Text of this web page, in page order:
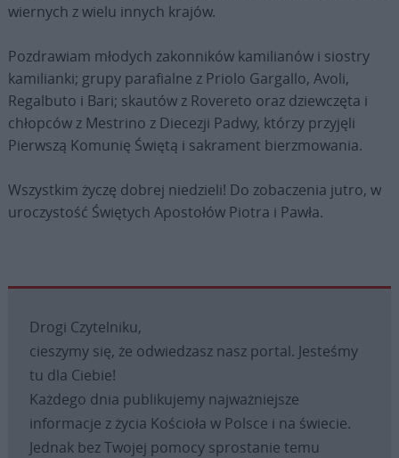
wiernych z wielu innych krajów.
Pozdrawiam młodych zakonników kamilianów i siostry
kamilianki; grupy parafialne z Priolo Gargallo, Avoli,
Regalbuto i Bari; skautów z Rovereto oraz dziewczęta i
chłopców z Mestrino z Diecezji Padwy, którzy przyjęli
Pierwszą Komunię Świętą i sakrament bierzmowania.
Wszystkim życzę dobrej niedzieli! Do zobaczenia jutro, w
uroczystość Świętych Apostołów Piotra i Pawła.
Drogi Czytelniku,
cieszymy się, że odwiedzasz nasz portal. Jesteśmy
tu dla Ciebie!
Każdego dnia publikujemy najważniejsze
informacje z życia Kościoła w Polsce i na świecie.
Jednak bez Twojej pomocy sprostanie temu